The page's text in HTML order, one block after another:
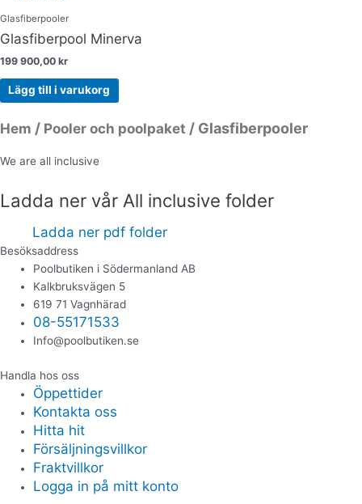
Glasfiberpooler
Glasfiberpool Minerva
199 900,00 kr
Lägg till i varukorg
Hem / Pooler och poolpaket / Glasfiberpooler
We are all inclusive
Ladda ner vår All inclusive folder
Ladda ner pdf folder
Besöksaddress
Poolbutiken i Södermanland AB
Kalkbruksvägen 5
619 71 Vagnhärad
08-55171533
Info@poolbutiken.se
Handla hos oss
Öppettider
Kontakta oss
Hitta hit
Försäljningsvillkor
Fraktvillkor
Logga in på mitt konto